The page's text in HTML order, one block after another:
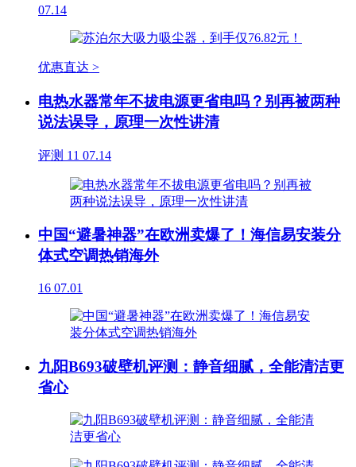
07.14
优惠直达 >
电热水器常年不拔电源更省电吗？别再被两种
说法误导，原理一次性讲清
评测 11 07.14
中国“避暑神器”在欧洲卖爆了！海信易安装分
体式空调热销海外
16 07.01
九阳B693破壁机评测：静音细腻，全能清洁更
省心